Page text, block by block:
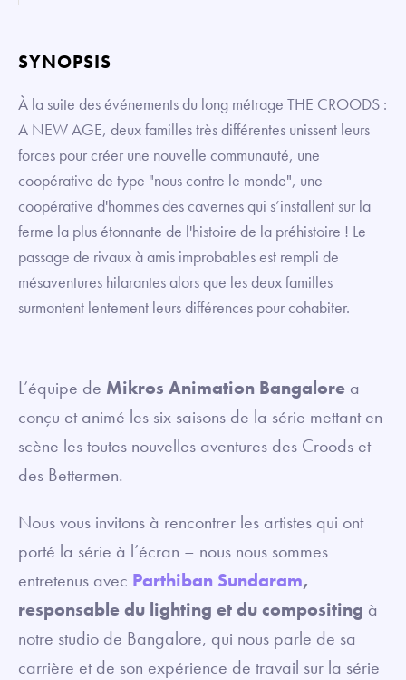
SYNOPSIS
À la suite des événements du long métrage THE CROODS :
A NEW AGE, deux familles très différentes unissent leurs
forces pour créer une nouvelle communauté, une
coopérative de type "nous contre le monde", une
coopérative d'hommes des cavernes qui s’installent sur la
ferme la plus étonnante de l'histoire de la préhistoire ! Le
passage de rivaux à amis improbables est rempli de
mésaventures hilarantes alors que les deux familles
surmontent lentement leurs différences pour cohabiter.
L’équipe de Mikros Animation Bangalore a
conçu et animé les six saisons de la série mettant en
scène les toutes nouvelles aventures des Croods et
des Bettermen.
Nous vous invitons à rencontrer les artistes qui ont
porté la série à l’écran – nous nous sommes
entretenus avec Parthiban Sundaram,
responsable du lighting et du compositing à
notre studio de Bangalore, qui nous parle de sa
carrière et de son expérience de travail sur la série